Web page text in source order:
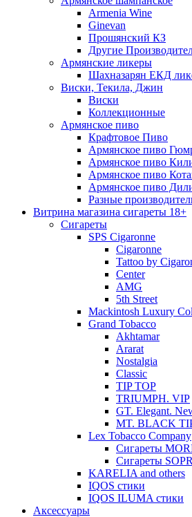
Armenia Wine
Ginevan
Прошянский КЗ
Другие
Армянские ликеры
Шахназарян ЕКД
Виски, Текила, Джин
Виски
Коллекционные
Армянское пиво
Крафтовое Пиво
Армянское пиво
Армянское пиво
Армянское пиво
Армянское пиво
Разные
Витрина магазина сигареты 18+
Cигареты
SPS Cigaronne
Сigaronne
Tattoo by
Center
AMG
5th Street
Mackintosh Luxury
Grand Tobacco
Akhtamar
Ararat
Nostalgia
Classic
TIP TOP
TRIUMPH. VIP
GT. Elegant.
MT. BLACK
Lex Tobacco Company
Сигареты
Сигареты
KARELIA and others
IQOS стики
IQOS ILUMA стики
Аксессуары